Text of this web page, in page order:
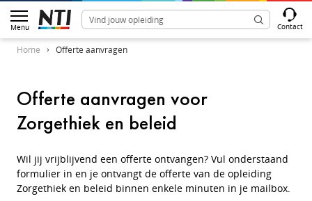
Menu Contact
Home Offerte aanvragen
Offerte aanvragen voor
Zorgethiek en beleid
Wil jij vrijblijvend een offerte ontvangen? Vul onderstaand
formulier in en je ontvangt de offerte van de opleiding
Zorgethiek en beleid binnen enkele minuten in je mailbox.